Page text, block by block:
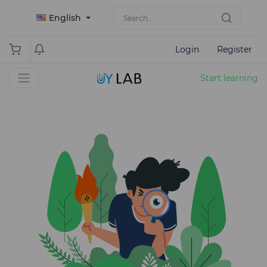
English
Login Register
Start learning